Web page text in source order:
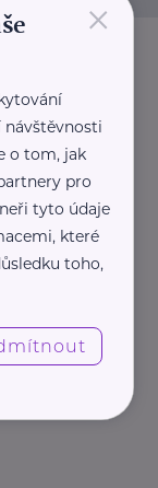
×
návštěvnosti
o tom, jak
pro
tyto údaje
které
toho,